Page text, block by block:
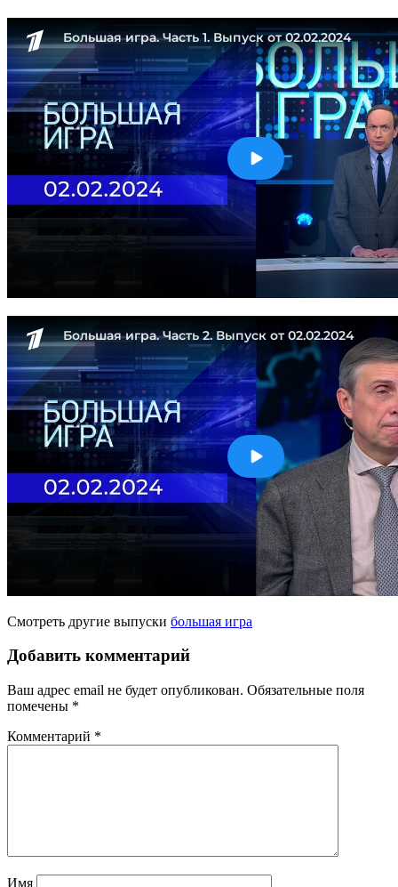
Смотреть другие выпуски большая игра
Добавить комментарий
Ваш адрес email не будет опубликован. Обязательные поля
помечены *
Комментарий *
Имя